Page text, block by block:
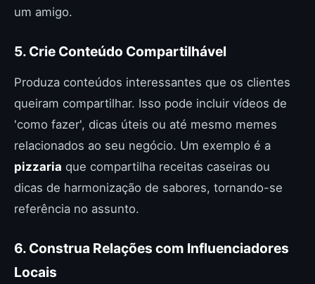
um amigo.
5. Crie Conteúdo Compartilhável
Produza conteúdos interessantes que os clientes
queiram compartilhar. Isso pode incluir vídeos de
'como fazer', dicas úteis ou até mesmo memes
relacionados ao seu negócio. Um exemplo é a
pizzaria que compartilha receitas caseiras ou
dicas de harmonização de sabores, tornando-se
referência no assunto.
6. Construa Relações com Influenciadores
Locais